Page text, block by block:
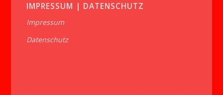
IMPRESSUM | DATENSCHUTZ
Impressum
Datenschutz